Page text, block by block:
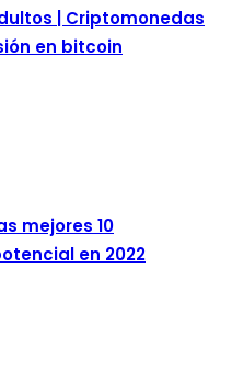
| Criptomonedas
en bitcoin
mejores 10
en 2022